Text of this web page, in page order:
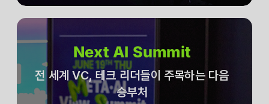
Next AI Summit
전 세계 VC, 테크 리더들이 주목하는 다음
승부처